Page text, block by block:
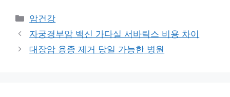
카
테
리
암건강
자궁경부암 백신 가다실 서바릭스 비용 차이
대장암 용종 제거 당일 가능한 병원